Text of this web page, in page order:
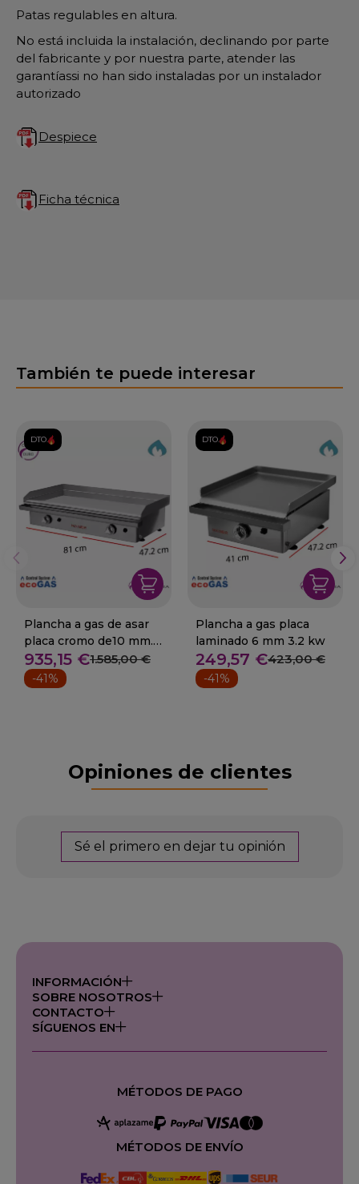
Patas regulables en altura.
No está incluida la instalación, declinando por parte
del fabricante y por nuestra parte, atender las
garantíassi no han sido instaladas por un instalador
autorizado
Despiece
Ficha técnica
También te puede interesar
DTO.
Plancha a gas de asar
placa cromo de10 mm.
8.9 Kw
935,15 €1.585,00 €
-41%
DTO.
Plancha a gas placa
laminado 6 mm 3.2 kw
249,57 €423,00 €
-41%
Opiniones de clientes
Sé el primero en dejar tu opinión
INFORMACIÓN
SOBRE NOSOTROS
CONTACTO
SÍGUENOS EN
MÉTODOS DE PAGO
MÉTODOS DE ENVÍO